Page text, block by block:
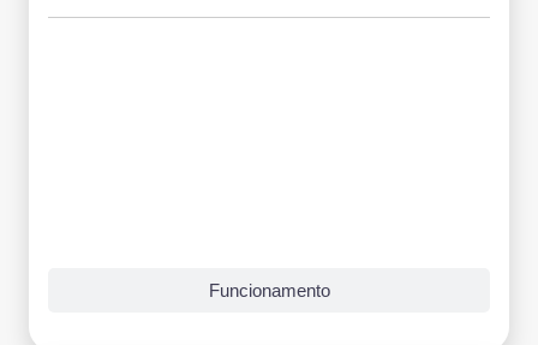
Funcionamento